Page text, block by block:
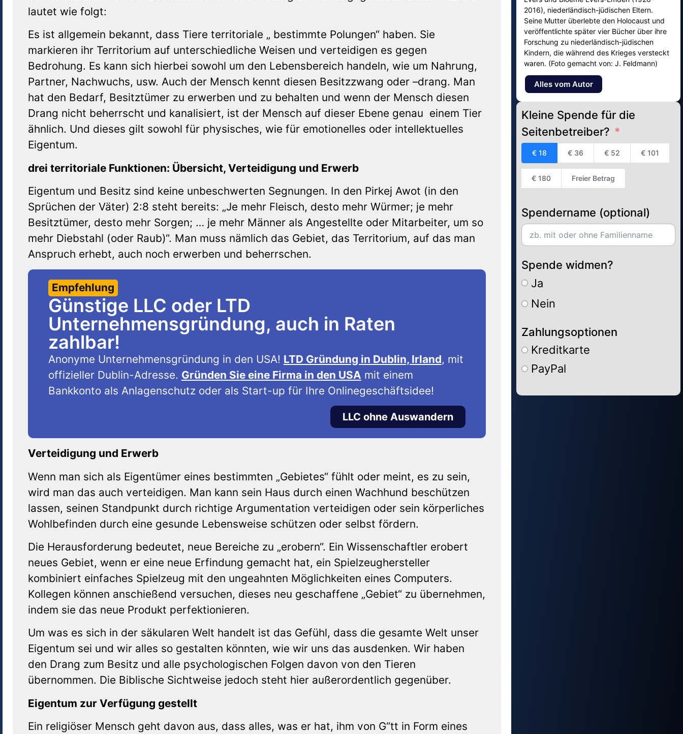
lautet wie folgt:
Es ist allgemein bekannt, dass Tiere territoriale „ bestimmte Polungen“ haben. Sie
markieren ihr Territorium auf unterschiedliche Weisen und verteidigen es gegen
Bedrohung. Es kann sich hierbei sowohl um den Lebensbereich handeln, wie um Nahrung,
Partner, Nachwuchs, usw. Auch der Mensch kennt diesen Besitzzwang oder –drang. Man
hat den Bedarf, Besitztümer zu erwerben und zu behalten und wenn der Mensch diesen
Drang nicht beherrscht und kanalisiert, ist der Mensch auf dieser Ebene genau einem Tier
ähnlich. Und dieses gilt sowohl für physisches, wie für emotionelles oder intellektuelles
Eigentum.
drei territoriale Funktionen: Übersicht, Verteidigung und Erwerb
Eigentum und Besitz sind keine unbeschwerten Segnungen. In den Pirkej Awot (in den
Sprüchen der Väter) 2:8 steht bereits: „Je mehr Fleisch, desto mehr Würmer; je mehr
Besitztümer, desto mehr Sorgen; … je mehr Männer als Angestellte oder Mitarbeiter, um so
mehr Diebstahl (oder Raub)“. Man muss nämlich das Gebiet, das Territorium, auf das man
Anspruch erhebt, auch noch erwerben und beherrschen.
Empfehlung
Günstige LLC oder LTD
Unternehmensgründung, auch in Raten
zahlbar!
Anonyme Unternehmensgründung in den USA! LTD Gründung in Dublin, Irland, mit
offizieller Dublin-Adresse. Gründen Sie eine Firma in den USA mit einem
Bankkonto als Anlagenschutz oder als Start-up für Ihre Onlinegeschäftsidee!
LLC ohne Auswandern
Verteidigung und Erwerb
Wenn man sich als Eigentümer eines bestimmten „Gebietes“ fühlt oder meint, es zu sein,
wird man das auch verteidigen. Man kann sein Haus durch einen Wachhund beschützen
lassen, seinen Standpunkt durch richtige Argumentation verteidigen oder sein körperliches
Wohlbefinden durch eine gesunde Lebensweise schützen oder selbst fördern.
Die Herausforderung bedeutet, neue Bereiche zu „erobern“. Ein Wissenschaftler erobert
neues Gebiet, wenn er eine neue Erfindung gemacht hat, ein Spielzeughersteller
kombiniert einfaches Spielzeug mit den ungeahnten Möglichkeiten eines Computers.
Kollegen können anschießend versuchen, dieses neu geschaffene „Gebiet“ zu übernehmen,
indem sie das neue Produkt perfektionieren.
Um was es sich in der säkularen Welt handelt ist das Gefühl, dass die gesamte Welt unser
Eigentum sei und wir alles so gestalten könnten, wie wir uns das ausdenken. Wir haben
den Drang zum Besitz und alle psychologischen Folgen davon von den Tieren
übernommen. Die Biblische Sichtweise jedoch steht hier außerordentlich gegenüber.
Eigentum zur Verfügung gestellt
Ein religiöser Mensch geht davon aus, dass alles, was er hat, ihm von G“tt in Form eines
2016), niederländisch-jüdischen Eltern.
Seine Mutter überlebte den Holocaust und
veröffentlichte später vier Bücher über ihre
Forschung zu niederländisch-jüdischen
Kindern, die während des Krieges versteckt
waren. (Foto gemacht von: J. Feldmann)
Alles vom Autor
Kleine Spende für die
Seitenbetreiber?
€ 18 € 36 € 52 € 101
€ 180 Freier Betrag
Spendername (optional)
Spende widmen?
Ja
Nein
Zahlungsoptionen
Kreditkarte
PayPal
Alternative: